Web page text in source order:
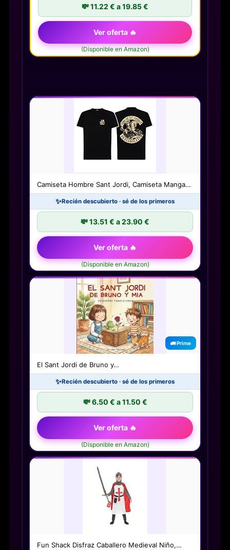
💸 11.22 € a 19.85 €
Ver oferta 🔥
(Disponible en Amazon)
Camiseta Hombre Sant Jordi, Camiseta Manga…
✨Recién descubierto · sé de los primeros
💸 13.51 € a 23.90 €
Ver oferta 🔥
(Disponible en Amazon)
🚛 Prime
El Sant Jordi de Bruno y…
✨Recién descubierto · sé de los primeros
💸 6.50 € a 11.50 €
Ver oferta 🔥
(Disponible en Amazon)
Fun Shack Disfraz Caballero Medieval Niño,…